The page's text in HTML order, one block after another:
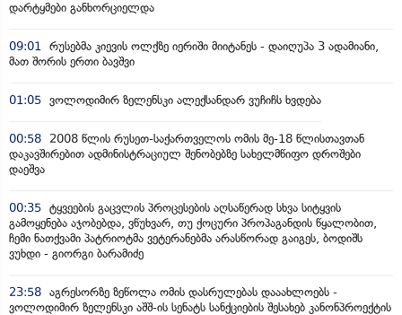
დარტყმები განხორციელდა
09:01 რუსებმა კიევის ოლქზე იერიში მიიტანეს - დაიღუპა 3 ადამიანი,
მათ შორის ერთი ბავშვი
01:05 ვოლოდიმირ ზელენსკი ალექსანდარ ვუჩიჩს ხვდება
00:58
2008 წლის რუსეთ-საქართველოს ომის მე-18 წლისთავთან
დაკავშირებით ადმინისტრაციულ შენობებზე სახელმწიფო დროშები
დაეშვა
00:35 ტყვეების გაცვლის პროცესების აღსაწერად სხვა სიტყვის
გამოყენება აჯობებდა, ვწუხვარ, თუ ქოცური პროპაგანდის წყალობით,
ჩემი ნათქვამი პატრიოტმა ვეტერანებმა არასწორად გაიგეს, ბოდიშს
ვუხდი - გიორგი ბარამიძე
23:58 აგრესორზე ზეწოლა ომის დასრულებას დააახლოებს -
ვოლოდიმირ ზელენსკი აშშ-ის სენატს სანქციების შესახებ კანონპროექტის